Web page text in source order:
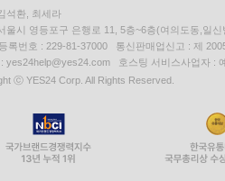
석환, 최세라
울시 영등포구 은행로 11, 5층~6층(여의도동,일신
록번호 : 229-81-37000 통신판매업신고 : 제
: yes24help@yes24.com 호스팅 서비스사업자 :
ⓒ YES24 Corp. All Rights Reserved.